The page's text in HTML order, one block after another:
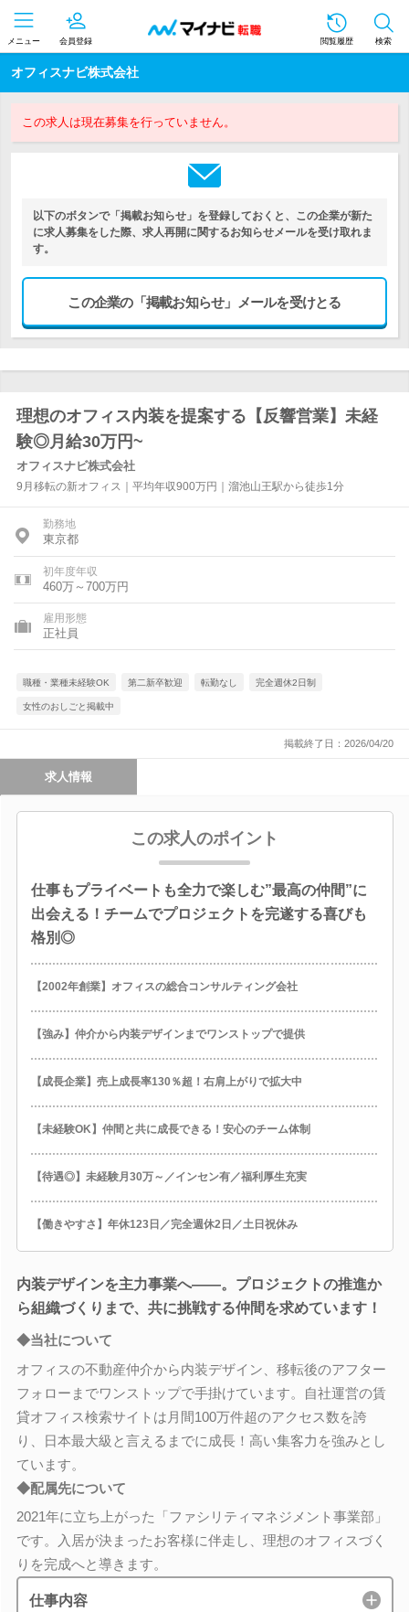
メニュー 会員登録 閲覧履歴 検索
オフィスナビ株式会社
この求人は現在募集を行っていません。
以下のボタンで「掲載お知らせ」を登録しておくと、この企業が新た
に求人募集をした際、求人再開に関するお知らせメールを受け取れま
す。
この企業の「掲載お知らせ」メールを受けとる
理想のオフィス内装を提案する【反響営業】未経
験◎月給30万円~
オフィスナビ株式会社
9月移転の新オフィス｜平均年収900万円｜溜池山王駅から徒歩1分
勤務地
東京都
初年度年収
460万～700万円
雇用形態
正社員
職種・業種未経験OK 第二新卒歓迎 転勤なし 完全週休2日制
女性のおしごと掲載中
掲載終了日：2026/04/20
求人情報
この求人のポイント
仕事もプライベートも全力で楽しむ”最高の仲間”に
出会える！チームでプロジェクトを完遂する喜びも
格別◎
【2002年創業】オフィスの総合コンサルティング会社
【強み】仲介から内装デザインまでワンストップで提供
【成長企業】売上成長率130％超！右肩上がりで拡大中
【未経験OK】仲間と共に成長できる！安心のチーム体制
【待遇◎】未経験月30万～／インセン有／福利厚生充実
【働きやすさ】年休123日／完全週休2日／土日祝休み
内装デザインを主力事業へ――。プロジェクトの推進か
ら組織づくりまで、共に挑戦する仲間を求めています！
◆当社について
オフィスの不動産仲介から内装デザイン、移転後のアフター
フォローまでワンストップで手掛けています。自社運営の賃
貸オフィス検索サイトは月間100万件超のアクセス数を誇
り、日本最大級と言えるまでに成長！高い集客力を強みとし
ています。
◆配属先について
2021年に立ち上がった「ファシリティマネジメント事業部」
です。入居が決まったお客様に伴走し、理想のオフィスづく
りを完成へと導きます。
仕事内容